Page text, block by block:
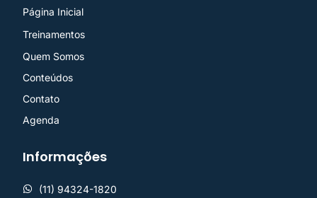
Página Inicial
Treinamentos
Quem Somos
Conteúdos
Contato
Agenda
Informações
(11) 94324-1820